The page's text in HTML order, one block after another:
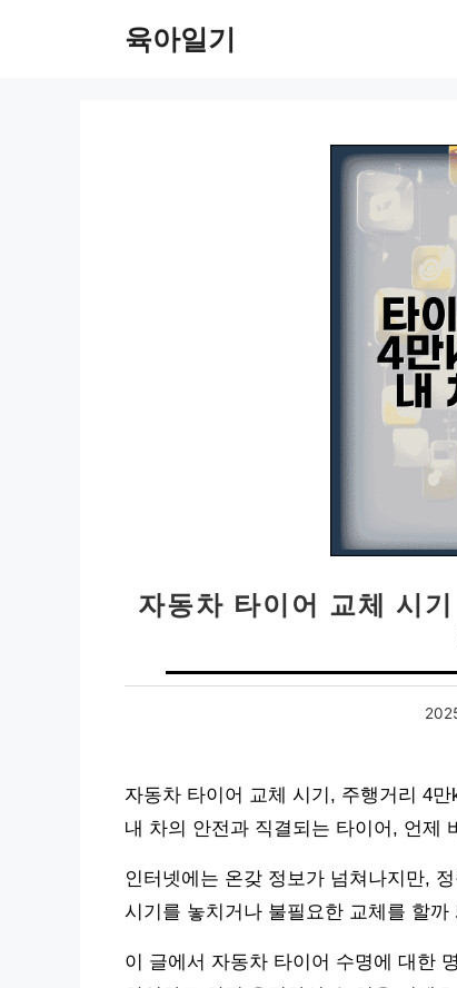
육아일기
자동차 타이어 교체 시
자동차 타이어 교체 시기, 주행거리 4
내 차의 안전과 직결되는 타이어, 언제
인터넷에는 온갖 정보가 넘쳐나지만,
시기를 놓치거나 불필요한 교체를 할까
이 글에서 자동차 타이어 수명에 대한